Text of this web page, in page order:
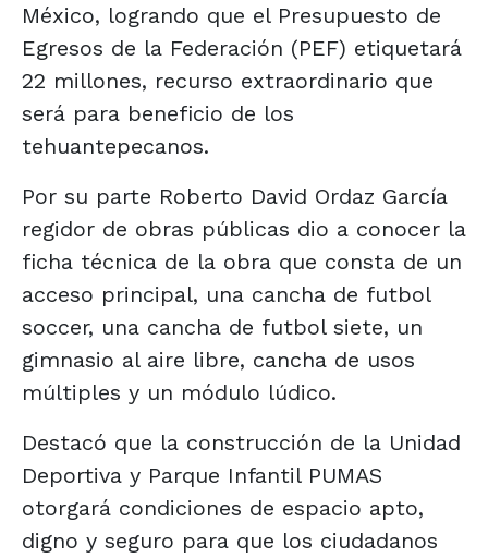
México, logrando que el Presupuesto de
Egresos de la Federación (PEF) etiquetará
22 millones, recurso extraordinario que
será para beneficio de los
tehuantepecanos.
Por su parte Roberto David Ordaz García
regidor de obras públicas dio a conocer la
ficha técnica de la obra que consta de un
acceso principal, una cancha de futbol
soccer, una cancha de futbol siete, un
gimnasio al aire libre, cancha de usos
múltiples y un módulo lúdico.
Destacó que la construcción de la Unidad
Deportiva y Parque Infantil PUMAS
otorgará condiciones de espacio apto,
digno y seguro para que los ciudadanos